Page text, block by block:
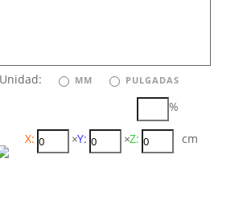
Unidad: MM PULGADAS
%
X: ×Y: ×Z: cm